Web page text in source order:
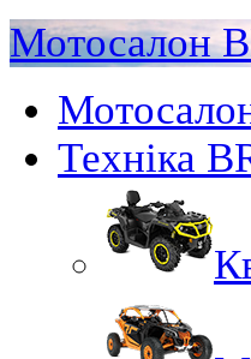
Мотосалон
Техніка